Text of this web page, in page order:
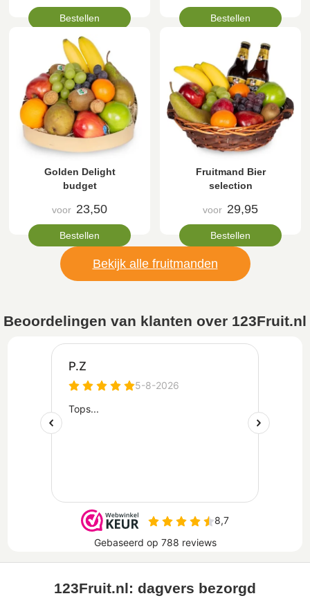
Bestellen Bestellen
Golden Delight
budget
voor 23,50
Bestellen
Fruitmand Bier
selection
voor 29,95
Bestellen
Bekijk alle fruitmanden
Beoordelingen van klanten over 123Fruit.nl
123Fruit.nl: dagvers bezorgd